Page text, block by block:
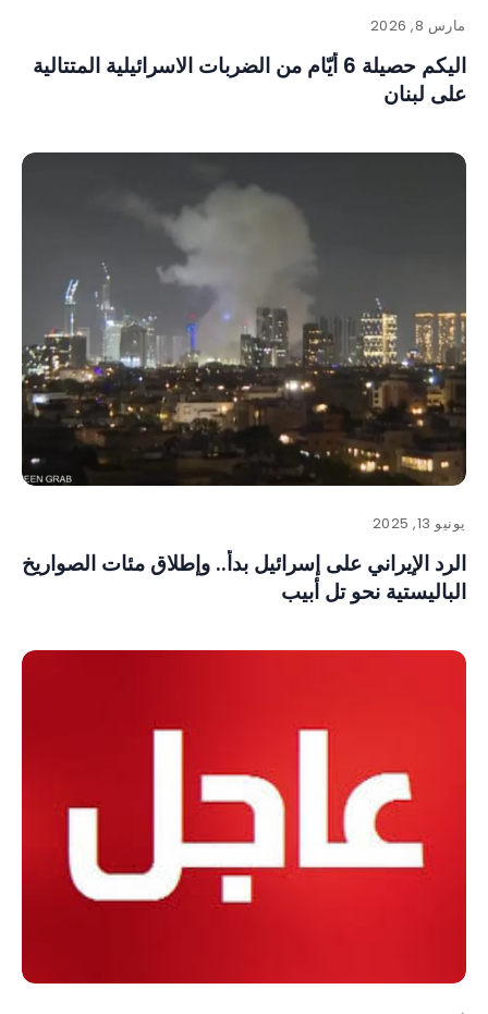
مارس 8, 2026
اليكم حصيلة 6 أيّام من الضربات الاسرائيلية المتتالية
على لبنان
يونيو 13, 2025
الرد الإيراني على إسرائيل بدأ.. وإطلاق مئات الصواريخ
الباليستية نحو تل أبيب